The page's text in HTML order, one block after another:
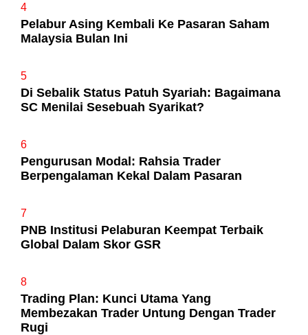
4
Pelabur Asing Kembali Ke Pasaran Saham
Malaysia Bulan Ini
5
Di Sebalik Status Patuh Syariah: Bagaimana
SC Menilai Sesebuah Syarikat?
6
Pengurusan Modal: Rahsia Trader
Berpengalaman Kekal Dalam Pasaran
7
PNB Institusi Pelaburan Keempat Terbaik
Global Dalam Skor GSR
8
Trading Plan: Kunci Utama Yang
Membezakan Trader Untung Dengan Trader
Rugi